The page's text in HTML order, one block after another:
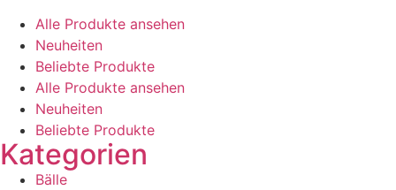
Alle Produkte ansehen
Neuheiten
Beliebte Produkte
Alle Produkte ansehen
Neuheiten
Beliebte Produkte
Kategorien
Bälle